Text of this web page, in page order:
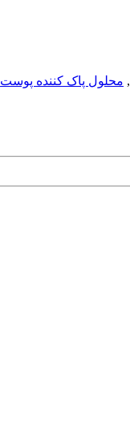
, محلول پاک کننده پوست